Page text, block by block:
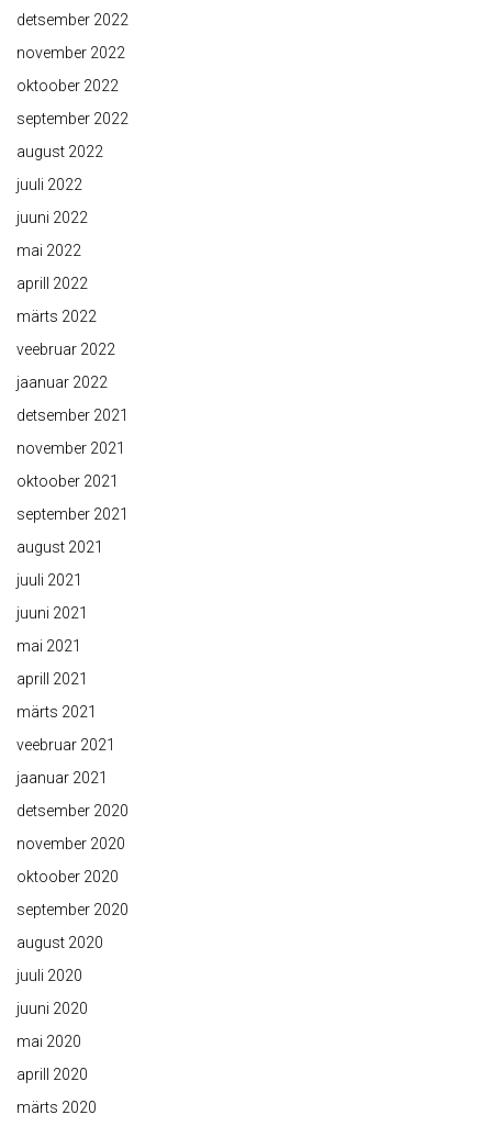
detsember 2022
november 2022
oktoober 2022
september 2022
august 2022
juuli 2022
juuni 2022
mai 2022
aprill 2022
märts 2022
veebruar 2022
jaanuar 2022
detsember 2021
november 2021
oktoober 2021
september 2021
august 2021
juuli 2021
juuni 2021
mai 2021
aprill 2021
märts 2021
veebruar 2021
jaanuar 2021
detsember 2020
november 2020
oktoober 2020
september 2020
august 2020
juuli 2020
juuni 2020
mai 2020
aprill 2020
märts 2020